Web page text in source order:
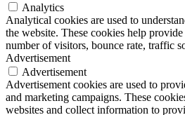
Analytics
Analytical cookies are used to
the website. These cookies help
number of visitors, bounce rate, traffic
Advertisement
Advertisement
Advertisement cookies are used to
and marketing campaigns. These
websites and collect information to